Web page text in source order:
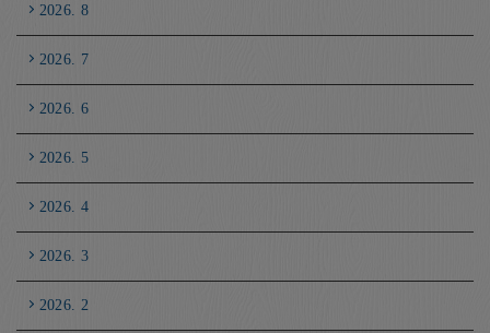
2026. 8
2026. 7
2026. 6
2026. 5
2026. 4
2026. 3
2026. 2